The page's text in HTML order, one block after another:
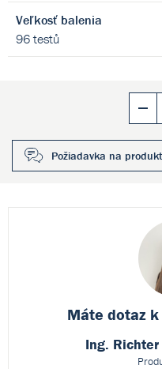
Veľkosť balenia
96 testů
Požiadavka na produkt
Máte dotaz k
Ing.